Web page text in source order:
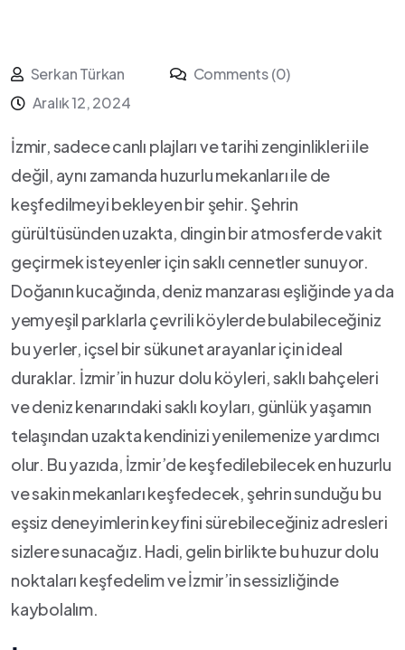
Serkan Türkan
Comments (0)
Aralık 12, 2024
İzmir, sadece⁣ canlı ​plajları ve tarihi‍ zenginlikleri ile
değil, aynı zamanda huzurlu mekanları ile de
keşfedilmeyi ⁣bekleyen bir şehir. Şehrin
gürültüsünden uzakta, dingin bir atmosferde vakit ​
geçirmek isteyenler ⁢için saklı cennetler sunuyor.
Doğanın kucağında, deniz manzarası eşliğinde ya da
⁢yemyeşil ⁤parklarla çevrili köylerde bulabileceğiniz
‌bu yerler, içsel bir sükunet arayanlar‍ için ideal
duraklar. ⁢İzmir’in​ huzur dolu⁣ köyleri, saklı bahçeleri
ve deniz kenarındaki saklı koyları, günlük yaşamın
telaşından uzakta kendinizi yenilemenize yardımcı
olur. Bu ‍yazıda, İzmir’de ⁢keşfedilebilecek⁢ en huzurlu
ve sakin mekanları keşfedecek, ​şehrin sunduğu bu
eşsiz deneyimlerin keyfini‍ sürebileceğiniz adresleri
sizlere sunacağız. Hadi,‍ gelin birlikte bu huzur dolu
noktaları keşfedelim ve İzmir’in sessizliğinde
kaybolalım.